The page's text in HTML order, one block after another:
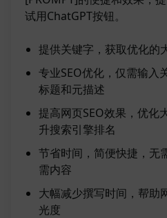
试用ChatGPT按钮。
提供关键字，获取优化的
专业SEO优化，仅需输入
标题和元描述
提高网页SEO效果，优化
升搜索引擎排名
节省时间，简便快捷，无
需内容
大幅减少撰写时间，帮助
光度